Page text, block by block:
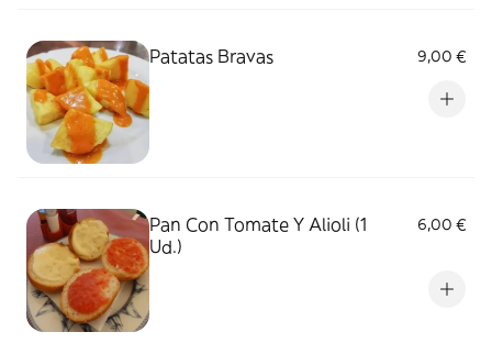
Patatas Bravas 9,00 €
Pan Con Tomate Y Alioli (1
Ud.)
6,00 €